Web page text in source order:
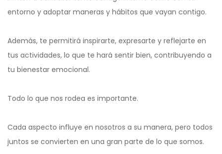
entorno y adoptar maneras y hábitos que vayan contigo.
Además, te permitirá inspirarte, expresarte y reflejarte en
tus actividades, lo que te hará sentir bien, contribuyendo a
tu bienestar emocional.
Todo lo que nos rodea es importante.
Cada aspecto influye en nosotros a su manera, pero todos
juntos se convierten en una gran parte de lo que somos.